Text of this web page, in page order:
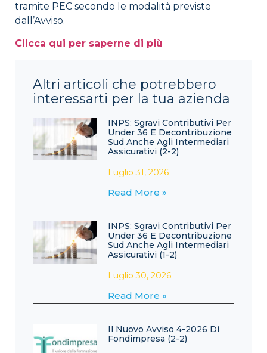
tramite PEC secondo le modalità previste
dall’Avviso.
Clicca qui per saperne di più
Altri articoli che potrebbero
interessarti per la tua azienda
INPS: Sgravi Contributivi Per
Under 36 E Decontribuzione
Sud Anche Agli Intermediari
Assicurativi (2-2)
Luglio 31, 2026
Read More »
INPS: Sgravi Contributivi Per
Under 36 E Decontribuzione
Sud Anche Agli Intermediari
Assicurativi (1-2)
Luglio 30, 2026
Read More »
Il Nuovo Avviso 4-2026 Di
Fondimpresa (2-2)